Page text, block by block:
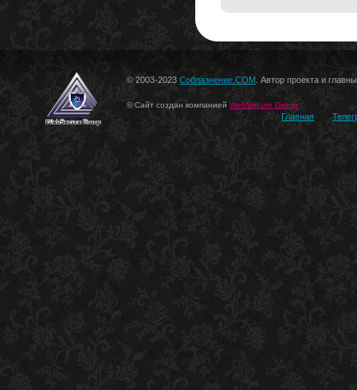
© 2003-2023 Соблазнение.COM . Автор проекта и
© Сайт создан компанией WebSecure Group
Главная